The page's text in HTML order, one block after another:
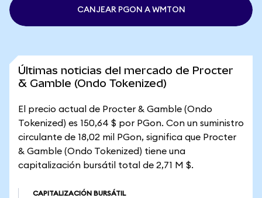
CANJEAR PGON A WMTON
Últimas noticias del mercado de Procter
& Gamble (Ondo Tokenized)
El precio actual de Procter & Gamble (Ondo
Tokenized) es 150,64 $ por PGon. Con un suministro
circulante de 18,02 mil PGon, significa que Procter
& Gamble (Ondo Tokenized) tiene una
capitalización bursátil total de 2,71 M $.
CAPITALIZACIÓN BURSÁTIL